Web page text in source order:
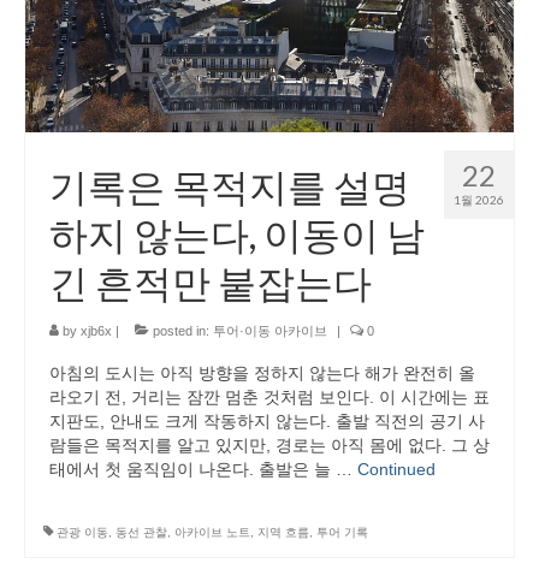
22
1월 2026
기록은 목적지를 설명
하지 않는다, 이동이 남
긴 흔적만 붙잡는다
by xjb6x | posted in: 투어·이동 아카이브 | 0
아침의 도시는 아직 방향을 정하지 않는다 해가 완전히 올
라오기 전, 거리는 잠깐 멈춘 것처럼 보인다. 이 시간에는 표
지판도, 안내도 크게 작동하지 않는다. 출발 직전의 공기 사
람들은 목적지를 알고 있지만, 경로는 아직 몸에 없다. 그 상
태에서 첫 움직임이 나온다. 출발은 늘 … Continued
관광 이동 동선 관찰 아카이브 노트 지역 흐름 투어 기록